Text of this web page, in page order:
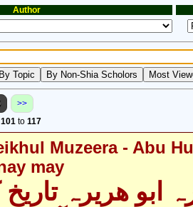
Author
>>
101 to 117
Muzeera - Abu
may
ابو ھریرہ